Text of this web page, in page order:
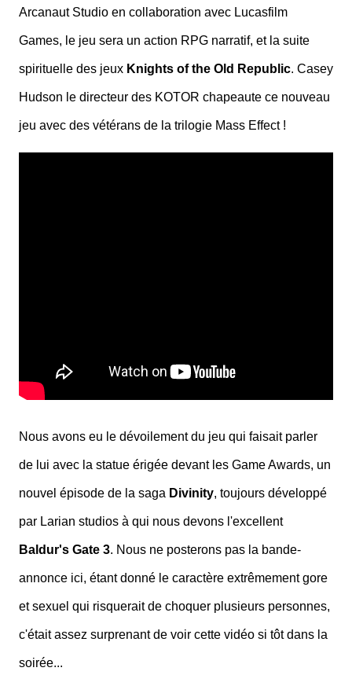
Arcanaut Studio en collaboration avec Lucasfilm
Games, le jeu sera un action RPG narratif, et la suite
spirituelle des jeux Knights of the Old Republic. Casey
Hudson le directeur des KOTOR chapeaute ce nouveau
jeu avec des vétérans de la trilogie Mass Effect !
Nous avons eu le dévoilement du jeu qui faisait parler
de lui avec la statue érigée devant les Game Awards, un
nouvel épisode de la saga Divinity, toujours développé
par Larian studios à qui nous devons l'excellent
Baldur's Gate 3. Nous ne posterons pas la bande-
annonce ici, étant donné le caractère extrêmement gore
et sexuel qui risquerait de choquer plusieurs personnes,
c'était assez surprenant de voir cette vidéo si tôt dans la
soirée...